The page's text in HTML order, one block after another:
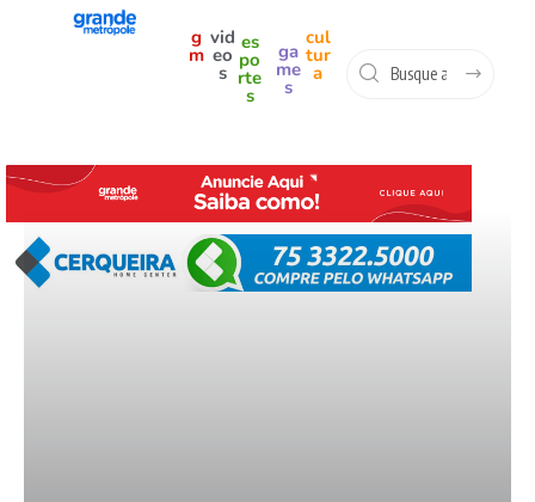
g
m
vid
eo
s
es
po
rte
s
ga
me
s
cul
tur
a